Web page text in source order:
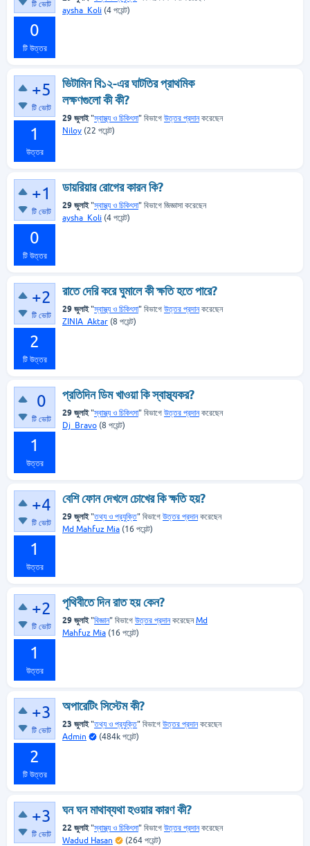
টি ভোট
0
টি উত্তর
aysha_Koli (4 পয়েন্ট)
+5
টি ভোট
1
উত্তর
ভিটামিন বি১২-এর ঘাটতির প্রাথমিক
লক্ষণগুলো কী কী?
29 জুলাই "স্বাস্থ্য ও চিকিৎসা" বিভাগে উত্তর প্রদান করেছেন
Niloy (22 পয়েন্ট)
+1
টি ভোট
0
টি উত্তর
ডায়রিয়ার রোগের কারন কি?
29 জুলাই "স্বাস্থ্য ও চিকিৎসা" বিভাগে জিজ্ঞাসাকরেছেন
aysha_Koli (4 পয়েন্ট)
+2
টি ভোট
2
টি উত্তর
রাতে দেরি করে ঘুমালে কী ক্ষতি হতে পারে?
29 জুলাই "স্বাস্থ্য ও চিকিৎসা" বিভাগে উত্তর প্রদান করেছেন
ZINIA_Aktar (8 পয়েন্ট)
0
টি ভোট
1
উত্তর
প্রতিদিন ডিম খাওয়া কি স্বাস্থ্যকর?
29 জুলাই "স্বাস্থ্য ও চিকিৎসা" বিভাগে উত্তর প্রদান করেছেন
Dj_Bravo (8 পয়েন্ট)
+4
টি ভোট
1
উত্তর
বেশি ফোন দেখলে চোখের কি ক্ষতি হয়?
29 জুলাই "তথ্য ও প্রযুক্তি" বিভাগে উত্তর প্রদান করেছেন
Md Mahfuz Mia (16 পয়েন্ট)
+2
টি ভোট
1
উত্তর
পৃথিবীতে দিন রাত হয় কেন?
29 জুলাই "বিজ্ঞান" বিভাগে উত্তর প্রদান করেছেনMd
Mahfuz Mia (16 পয়েন্ট)
+3
টি ভোট
2
টি উত্তর
অপারেটিং সিস্টেম কী?
23 জুলাই "তথ্য ও প্রযুক্তি" বিভাগে উত্তর প্রদান করেছেন
Admin
(484k পয়েন্ট)
+3
টি ভোট
ঘন ঘন মাথাব্যথা হওয়ার কারণ কী?
22 জুলাই "স্বাস্থ্য ও চিকিৎসা" বিভাগে উত্তর প্রদান করেছেন
Wadud Hasan
(264 পয়েন্ট)